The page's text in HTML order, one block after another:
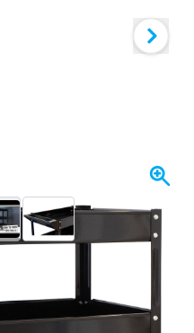
larger image
View larger image